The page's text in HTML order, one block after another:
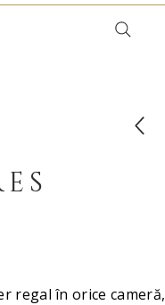
regal în orice cameră,